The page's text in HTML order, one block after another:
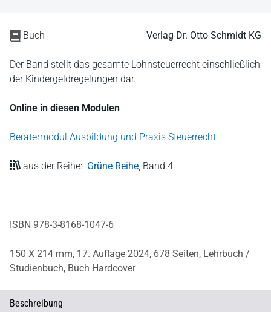
Buch Verlag Dr. Otto Schmidt KG
Der Band stellt das gesamte Lohnsteuerrecht einschließlich
der Kindergeldregelungen dar.
Online in diesen Modulen
Beratermodul Ausbildung und Praxis Steuerrecht
aus der Reihe: Grüne Reihe, Band 4
ISBN 978-3-8168-1047-6
150 X 214 mm, 17. Auflage 2024, 678 Seiten, Lehrbuch /
Studienbuch, Buch Hardcover
Beschreibung